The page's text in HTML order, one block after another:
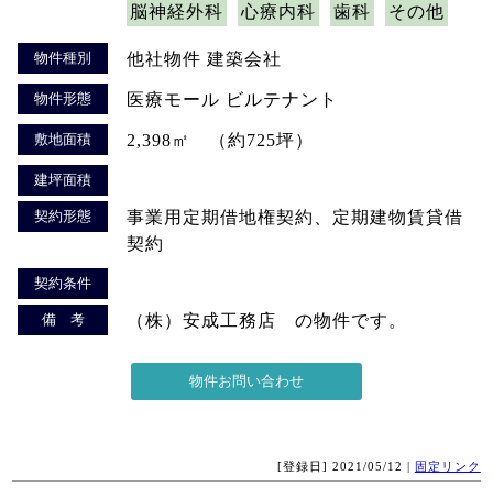
脳神経外科
心療内科 歯科 その他
物件種別 他社物件 建築会社
物件形態 医療モール ビルテナント
敷地面積 2,398㎡ （約725坪）
建坪面積
契約形態
事業用定期借地権契約、定期建物賃貸借
契約
契約条件
備 考 （株）安成工務店 の物件です。
[登録日] 2021/05/12 | 固定リンク